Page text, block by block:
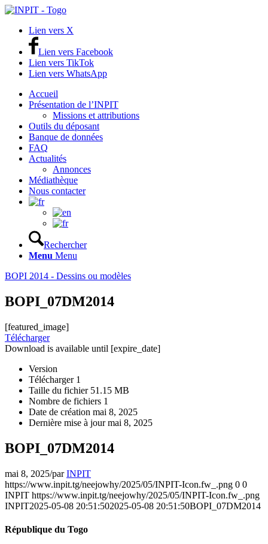
Lien vers X
Lien vers Facebook
Lien vers TikTok
Lien vers WhatsApp
Accueil
Présentation de l’INPIT
Missions et attributions
Outils du déposant
Banque de données
FAQ
Actualités
Annonces
Médiathèque
Nous contacter
Rechercher
Menu Menu
BOPI 2014 - Dessins ou modèles
BOPI_07DM2014
[featured_image]
Télécharger
Download is available until [expire_date]
Version
Télécharger 1
Taille du fichier 51.15 MB
Nombre de fichiers 1
Date de création mai 8, 2025
Dernière mise à jourmai 8, 2025
BOPI_07DM2014
mai 8, 2025/parINPIT
https://www.inpit.tg/neejowhy/2025/05/INPIT-Icon.fw_.png 0 0
INPIT https://www.inpit.tg/neejowhy/2025/05/INPIT-Icon.fw_.png
INPIT2025-05-08 20:51:502025-05-08 20:51:50BOPI_07DM2014
République du Togo